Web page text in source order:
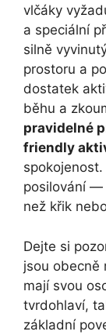
vlčáky
a speciální
silně
prostoru a
dostatek
běhu a
pravidelné
friendly
posilování —
než křik
Dejte si
jsou obecně
mají svou
tvrdohlaví,
základní